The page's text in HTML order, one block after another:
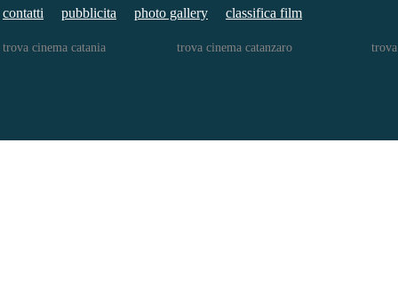
contatti pubblicita photo gallery classifica film
trova cinema catania trova cinema catanzaro